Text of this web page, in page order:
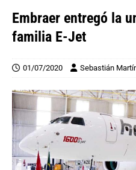
Embraer entregó la
familia E-Jet
01/07/2020 Sebastián